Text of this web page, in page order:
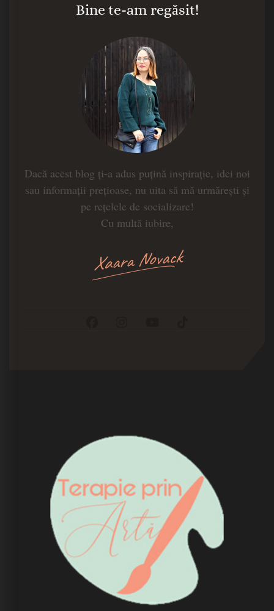
Bine te-am regăsit!
Dacă acest blog ți-a adus puțină inspirație, idei noi
sau informații prețioase, nu uita să mă urmărești și
pe rețelele de socializare!
Cu multă iubire,
Xaara Novack